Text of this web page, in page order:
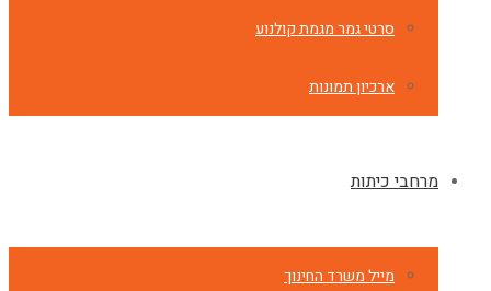
סרטי גמר מגמת קולנוע
ארכיון תמונות
מרחבי כיתות
מייל משרד החינוך